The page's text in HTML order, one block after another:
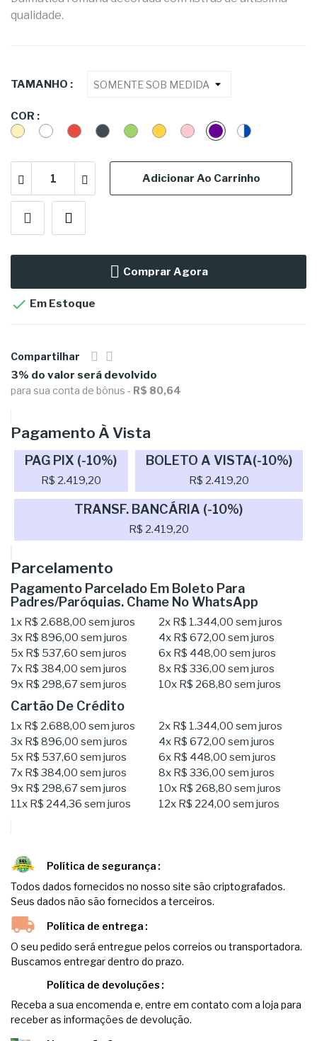
qualidade.
TAMANHO :
COR :
CREMEBRANCOVERMELHO
PRETOVERDEDOURADO
ROSAROXAAZUL
E
Adicionar Ao Carrinho
Comprar Agora
 Em Estoque
Compartilhar
3% do valor será devolvido
para sua conta de bônus - R$ 80,64
Pagamento À Vista
PAG PIX (-10%)
R$ 2.419,20
BOLETO A VISTA(-10%)
R$ 2.419,20
TRANSF. BANCÁRIA (-10%)
R$ 2.419,20
Parcelamento
Pagamento Parcelado Em Boleto Para
Padres/Paróquias. Chame No WhatsApp
1x R$ 2.688,00 sem juros 2x R$ 1.344,00 sem juros
3x R$ 896,00 sem juros 4x R$ 672,00 sem juros
5x R$ 537,60 sem juros 6x R$ 448,00 sem juros
7x R$ 384,00 sem juros 8x R$ 336,00 sem juros
9x R$ 298,67sem juros 10x R$ 268,80 sem juros
Cartão De Crédito
1x R$ 2.688,00 sem juros 2x R$ 1.344,00 sem juros
3x R$ 896,00 sem juros 4x R$ 672,00 sem juros
5x R$ 537,60 sem juros 6x R$ 448,00 sem juros
7x R$ 384,00 sem juros 8x R$ 336,00 sem juros
9x R$ 298,67sem juros 10x R$ 268,80 sem juros
11x R$ 244,36 sem juros 12x R$ 224,00 sem juros
Política de segurança
Todos dados fornecidos no nosso site são criptografados.
Seus dados não são fornecidos a terceiros.
Política de entrega
O seu pedido será entregue pelos correios ou transportadora.
Buscamos entregar dentro do prazo.
Política de devoluções
Receba a sua encomenda e, entre em contato com a loja para
receber as informações de devolução.